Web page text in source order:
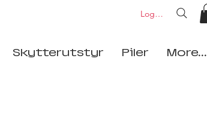
Logg inn
Skytterutstyr Piler More...